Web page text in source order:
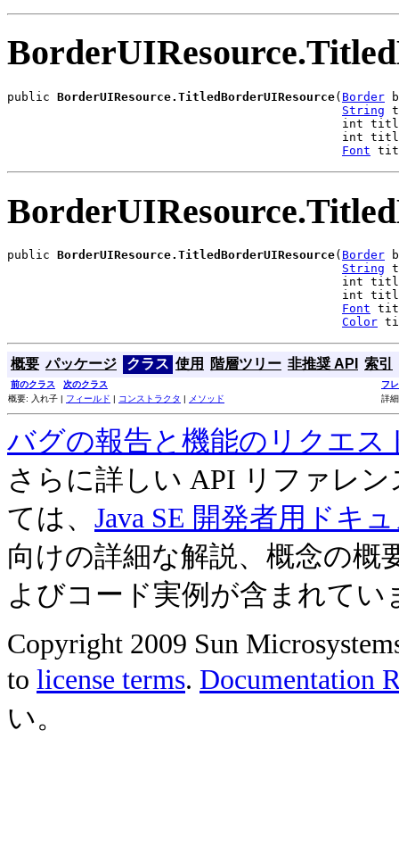
public BorderUIResource.TitledBorderUIResource( Border
String
int
int
Font
public BorderUIResource.TitledBorderUIResource( Border
String
int
int
Font
Color
概要 パッケージ クラス 使用 階層ツリー 非推奨 API 索引
前のクラス 次のクラス
フ
概要: 入れ子 | フィールド コンストラクタ メソッド 詳
バグの報告と機能のリクエス
さらに詳しい API リファレ
ては、 Java SE 開発者用ドキ
向けの詳細な解説、概念の概
よびコード実例が含まれてい
Copyright 2009 Sun
to license terms. Documentation
い。